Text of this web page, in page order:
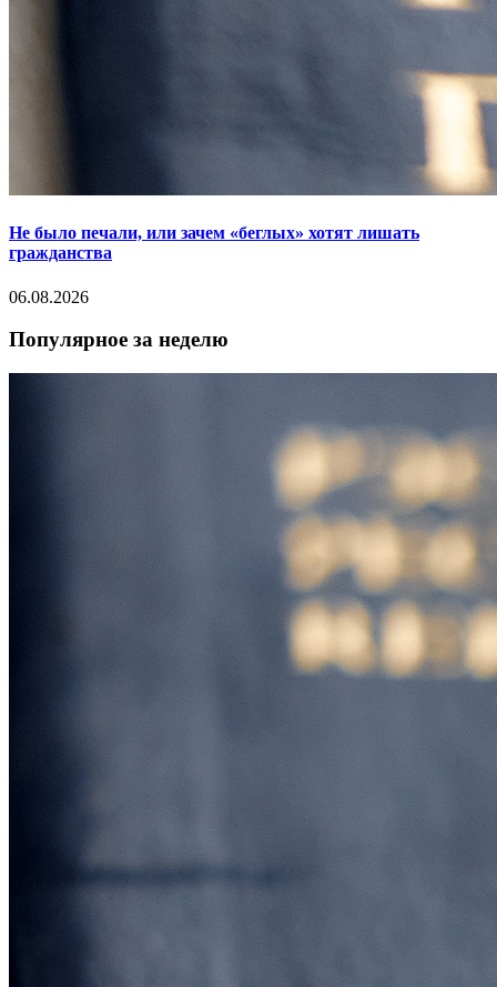
Не было печали, или зачем «беглых» хотят лишать
гражданства
06.08.2026
Популярное за неделю